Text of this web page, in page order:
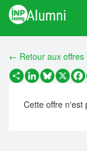
← Retour aux offres
PartagerLinkedIn
Bluesky
X
Cette offre n'est